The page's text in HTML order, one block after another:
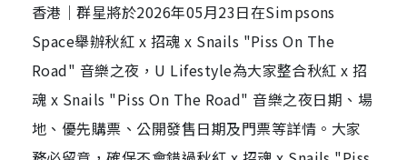
香港｜群星將於2026年05月23日在Simpsons
Space舉辦秋紅 x 招魂 x Snails "Piss On The
Road" 音樂之夜，U Lifestyle為大家整合秋紅 x 招
魂 x Snails "Piss On The Road" 音樂之夜日期、場
地、優先購票、公開發售日期及門票等詳情。大家